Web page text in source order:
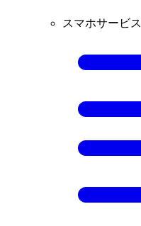
スマホサービス